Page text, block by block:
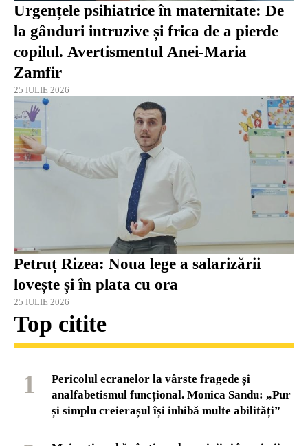
Urgențele psihiatrice în maternitate: De
la gânduri intruzive și frica de a pierde
copilul. Avertismentul Anei-Maria
Zamfir
25 IULIE 2026
Petruț Rizea: Noua lege a salarizării
lovește și în plata cu ora
25 IULIE 2026
Top citite
1
Pericolul ecranelor la vârste fragede și
analfabetismul funcțional. Monica Sandu: „Pur
și simplu creierașul își inhibă multe abilități”